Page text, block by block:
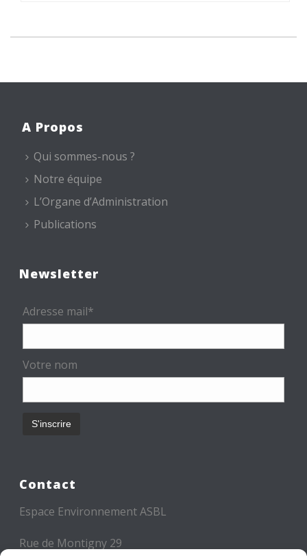
A Propos
Qui sommes-nous ?
Notre équipe
L’Organe d’Administration
Publications
Newsletter
Adresse mail*
Votre nom
Contact
Espace Environnement ASBL
Rue de Montigny 29